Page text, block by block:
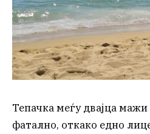
Тепачка меѓу двајца
фатално, откако едно